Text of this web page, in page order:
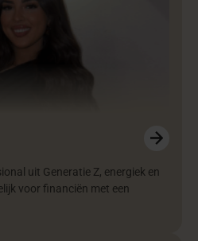
uit Generatie Z, energiek en
voor financiën met een